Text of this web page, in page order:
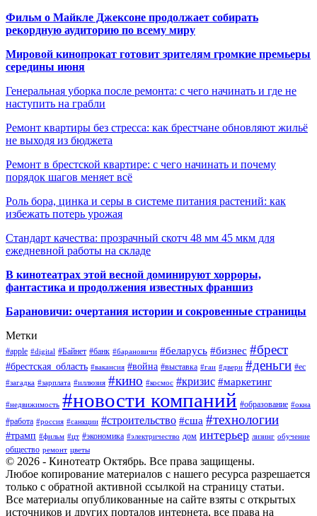
Фильм о Майкле Джексоне продолжает собирать
рекордную аудиторию по всему миру
Мировой кинопрокат готовит зрителям громкие премьеры
середины июня
Генеральная уборка после ремонта: с чего начинать и где не
наступить на грабли
Ремонт квартиры без стресса: как брестчане обновляют жильё
не выходя из бюджета
Ремонт в брестской квартире: с чего начинать и почему
порядок шагов меняет всё
Роль бора, цинка и серы в системе питания растений: как
избежать потерь урожая
Стандарт качества: прозрачный скотч 48 мм 45 мкм для
ежедневной работы на складе
В кинотеатрах этой весной доминируют хорроры,
фантастика и продолжения известных франшиз
Барановичи: очертания истории и сокровенные страницы
Метки
#apple #digital #Байнет #банк #барановичи #беларусь #бизнес #брест
#брестская_область #вакансия #война #выставка #гаи #двери #деньги #ес
#загадка #зарплата #иллюзия #кино #космос #кризис #маркетинг
#недвижимость #новости компаний #образование #окна
#работа #россия #санкции #строительство #сша #технологии
#трамп #фильм #цт #экономика #электричество дом интерьер лизинг обучение
общество ремонт цветы
© 2026 - Кинотеатр Октябрь. Все права защищены.
Любое копирование материалов с нашего ресурса разрешается
только с обратной активной ссылкой на страницу статьи.
Все материалы опубликованные на сайте взяты с открытых
источников и других порталов интернета, все права на